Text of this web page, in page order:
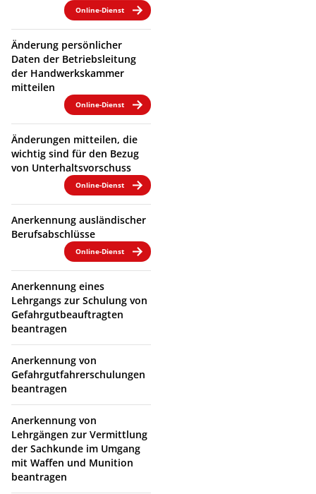
Online-Dienst
Änderung persönlicher
Daten der Betriebsleitung
der Handwerkskammer
mitteilen
Online-Dienst
Änderungen mitteilen, die
wichtig sind für den Bezug
von Unterhaltsvorschuss
Online-Dienst
Anerkennung ausländischer
Berufsabschlüsse
Online-Dienst
Anerkennung eines
Lehrgangs zur Schulung von
Gefahrgutbeauftragten
beantragen
Anerkennung von
Gefahrgutfahrerschulungen
beantragen
Anerkennung von
Lehrgängen zur Vermittlung
der Sachkunde im Umgang
mit Waffen und Munition
beantragen